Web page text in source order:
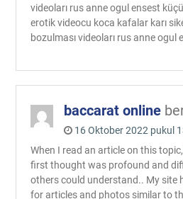
videoları rus anne ogul ensest
erotik videocu koca kafalar karı
bozulması videoları rus anne ogul
baccarat online
16 Oktober 2022 pukul
When I read an article on this topic,
first thought was profound and
others could understand.. My site
for articles and photos similar to